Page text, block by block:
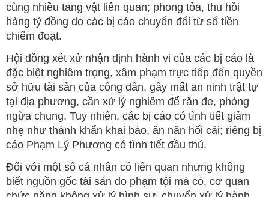
cùng nhiều tang vật liên quan; phong tỏa, thu hồi
hàng tỷ đồng do các bị cáo chuyển đổi từ số tiền
chiếm đoạt.
Hội đồng xét xử nhận định hành vi của các bị cáo là
đặc biệt nghiêm trọng, xâm phạm trực tiếp đến quyền
sở hữu tài sản của công dân, gây mất an ninh trật tự
tại địa phương, cần xử lý nghiêm để răn đe, phòng
ngừa chung. Tuy nhiên, các bị cáo có tình tiết giảm
nhẹ như thành khẩn khai báo, ăn năn hối cải; riêng bị
cáo Phạm Lý Phương có tình tiết đầu thú.
Đối với một số cá nhân có liên quan nhưng không
biết nguồn gốc tài sản do phạm tội mà có, cơ quan